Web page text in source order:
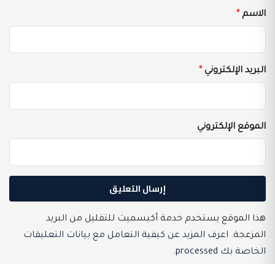
الاسم *
البريد الإلكتروني *
الموقع الإلكتروني
هذا الموقع يستخدم خدمة أكيسميت للتقليل من البريد
المزعجة. اعرف المزيد عن كيفية التعامل مع بيانات التعليقات
الخاصة بك processed
.